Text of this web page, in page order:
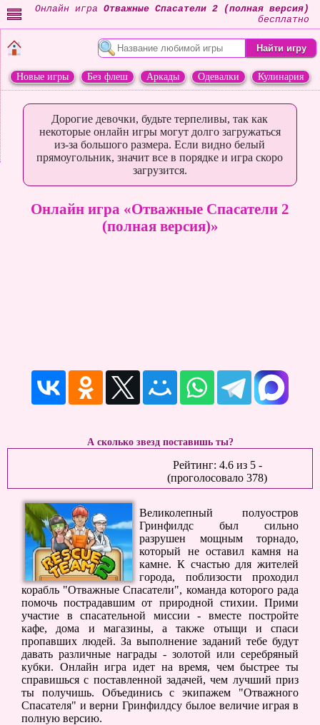
Онлайн игра Отважные Спасатели 2 (полная версия)
бесплатно
Новые игры Без флеш Аркады Одевалки
Кулинария
Дорогие девочки, будьте терпеливы, так как
некоторые онлайн игры могут долго загружаться
из-за большого размера. Если видно белый
прямоугольник, значит все в порядке и игра скоро
загрузится.
Онлайн игра «Отважные Спасатели 2
(полная версия)»
А сколько звезд поставишь ты?
Рейтинг: 4.6из 5-
(проголосовало 378)
Великолепный полуостров
Гринфилдс был сильно
разрушен мощным торнадо,
который не оставил камня на
камне. К счастью для жителей
города, поблизости проходил
корабль "Отважные Спасатели", команда которого рада
помочь пострадавшим от природной стихии. Прими
участие в спасательной миссии - вместе постройте
кафе, дома и магазины, а также отыщи и спаси
пропавших людей. За выполнение заданий тебе будут
давать различные награды - золотой или серебряный
кубки. Онлайн игра идет на время, чем быстрее ты
справишься с поставленной задачей, чем лучший приз
ты получишь. Объединись с экипажем "Отважного
Спасателя" и верни Гринфилдсу былое величие играя в
полную версию.